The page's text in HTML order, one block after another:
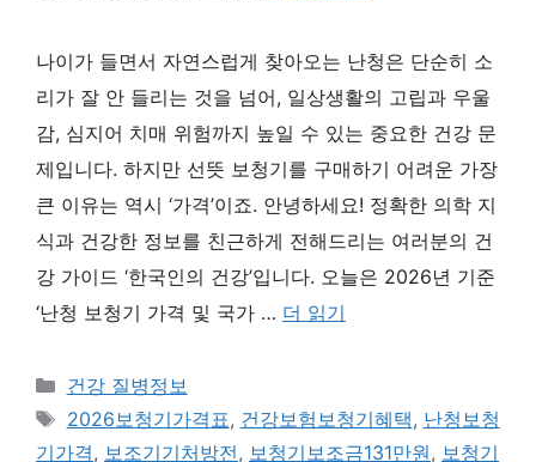
나이가 들면서 자연스럽게 찾아오는 난청은 단순히 소
리가 잘 안 들리는 것을 넘어, 일상생활의 고립과 우울
감, 심지어 치매 위험까지 높일 수 있는 중요한 건강 문
제입니다. 하지만 선뜻 보청기를 구매하기 어려운 가장
큰 이유는 역시 ‘가격’이죠. 안녕하세요! 정확한 의학 지
식과 건강한 정보를 친근하게 전해드리는 여러분의 건
강 가이드 ‘한국인의 건강’입니다. 오늘은 2026년 기준
‘난청 보청기 가격 및 국가 … 더 읽기
카
테
고
건강 질병정보
태
그
2026보청기가격표, 건강보험보청기혜택, 난청보청
기가격, 보조기기처방전, 보청기보조금131만원, 보청기